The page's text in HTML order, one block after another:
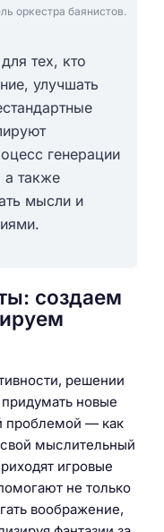
оркестра баянистов.
тех, кто
улучшать
генерации
а также
мысли и
создаем
решении
новые
проблемой — как
мыслительный
игровые
не только
воображение,